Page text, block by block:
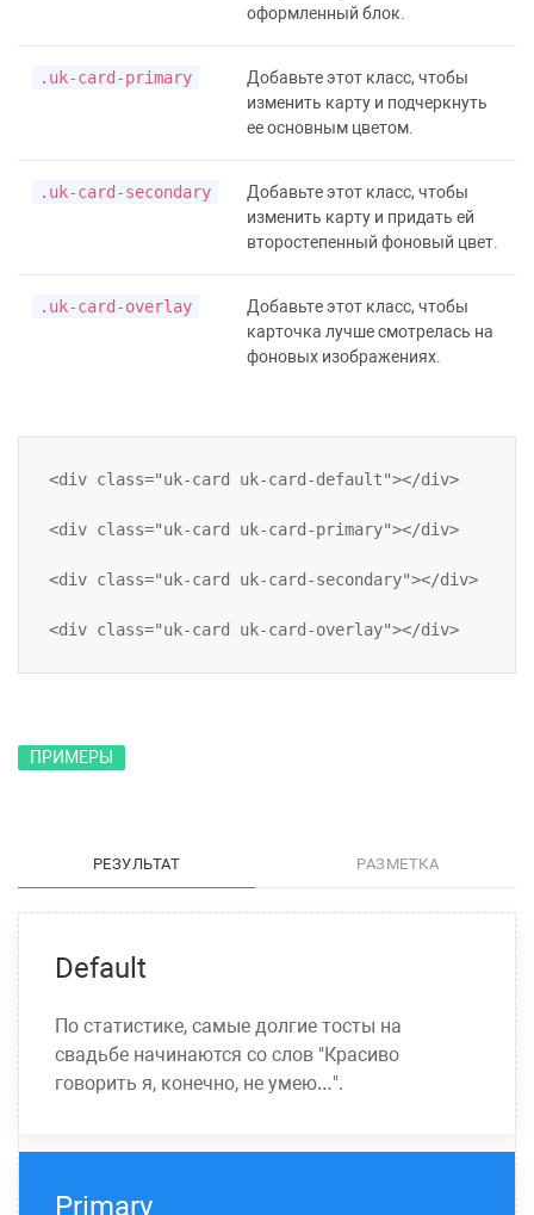
оформленный блок.
.uk-card-primary
Добавьте этот класс, чтобы
изменить карту и подчеркнуть
ее основным цветом.
.uk-card-secondary
Добавьте этот класс, чтобы
изменить карту и придать ей
второстепенный фоновый цвет.
.uk-card-overlay
Добавьте этот класс, чтобы
карточка лучше смотрелась на
фоновых изображениях.
<div class="uk-card uk-card-default"></div>
<div class="uk-card uk-card-primary"></div>
<div class="uk-card uk-card-secondary"></div>
ПРИМЕРЫ
РЕЗУЛЬТАТ РАЗМЕТКА
Default
По статистике, самые долгие тосты на
свадьбе начинаются со слов "Красиво
говорить я, конечно, не умею…".
Primary